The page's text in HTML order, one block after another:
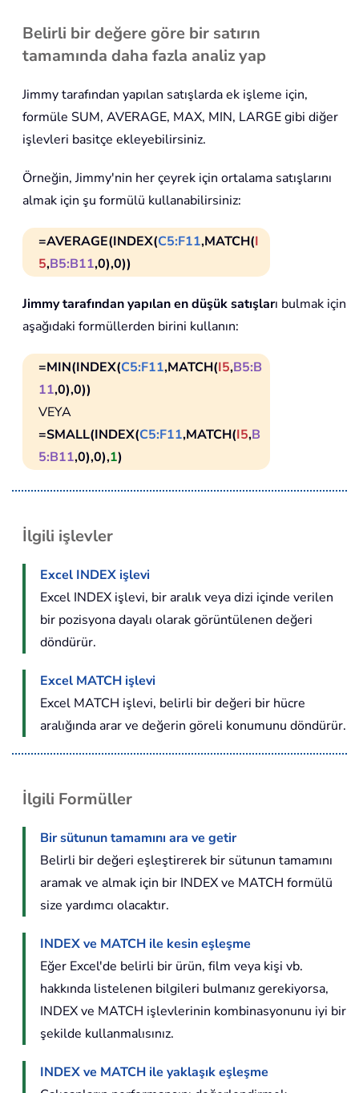
Belirli bir değere göre bir satırın
tamamında daha fazla analiz yap
Jimmy tarafından yapılan satışlarda ek işleme için,
formüle SUM, AVERAGE, MAX, MIN, LARGE gibi diğer
işlevleri basitçe ekleyebilirsiniz.
Örneğin, Jimmy'nin her çeyrek için ortalama satışlarını
almak için şu formülü kullanabilirsiniz:
=AVERAGE(INDEX(C5:F11,MATCH(I
5,B5:B11,0),0))
Jimmy tarafından yapılan en düşük satışları bulmak için
aşağıdaki formüllerden birini kullanın:
=MIN(INDEX(C5:F11,MATCH(I5,B5:B
11,0),0))
VEYA
=SMALL(INDEX(C5:F11,MATCH(I5,B
5:B11,0),0),1)
İlgili işlevler
Excel INDEX işlevi
Excel INDEX işlevi, bir aralık veya dizi içinde verilen
bir pozisyona dayalı olarak görüntülenen değeri
döndürür.
Excel MATCH işlevi
Excel MATCH işlevi, belirli bir değeri bir hücre
aralığında arar ve değerin göreli konumunu döndürür.
İlgili Formüller
Bir sütunun tamamını ara ve getir
Belirli bir değeri eşleştirerek bir sütunun tamamını
aramak ve almak için bir INDEX ve MATCH formülü
size yardımcı olacaktır.
INDEX ve MATCH ile kesin eşleşme
Eğer Excel'de belirli bir ürün, film veya kişi vb.
hakkında listelenen bilgileri bulmanız gerekiyorsa,
INDEX ve MATCH işlevlerinin kombinasyonunu iyi bir
şekilde kullanmalısınız.
INDEX ve MATCH ile yaklaşık eşleşme